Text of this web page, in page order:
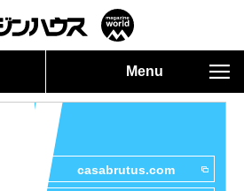
Menu
casabrutus.com